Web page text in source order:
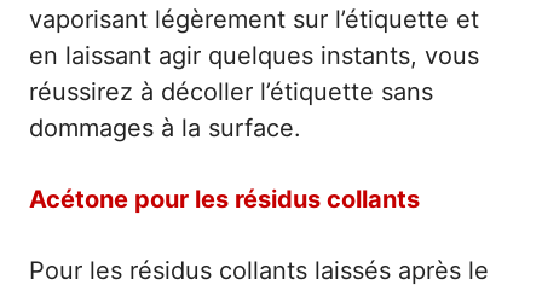
vaporisant légèrement sur l’étiquette et
en laissant agir quelques instants, vous
réussirez à décoller l’étiquette sans
dommages à la surface.
Acétone pour les résidus collants
Pour les résidus collants laissés après le